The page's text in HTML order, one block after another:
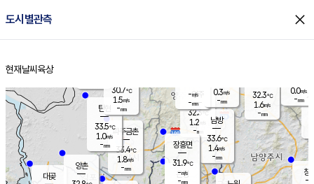
도시별관측 close
홈
현재날씨 육상
양주
32.3℃
1.2
-mm
파주금촌
33.4℃
1.8m/s
-mm
32.3℃
1.6m/s
-mm
대곶
창
탄현
33.5℃
1.0m/s
-mm
0.0m/s
-mm
양촌
은평
남방
33.6℃
1.4m/s
-mm
장흥면
31.9℃
-m/s
-mm
-m/s
-mm
30.7℃
1.5m/s
-mm
0.3m/s
-mm